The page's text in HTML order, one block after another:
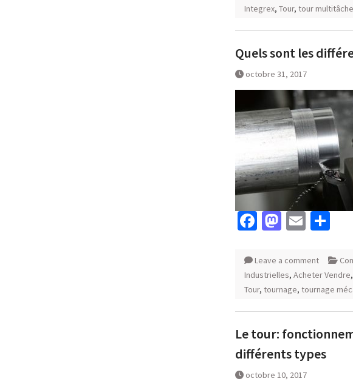
Integrex, Tour, tour
Quels sont les
octobre 31, 2017
Facebook
Mastodon
Email
Leave a comment
Industrielles, Acheter Vendre,
Tour, tournage, tournage
Le tour:
différents types
octobre 10, 2017